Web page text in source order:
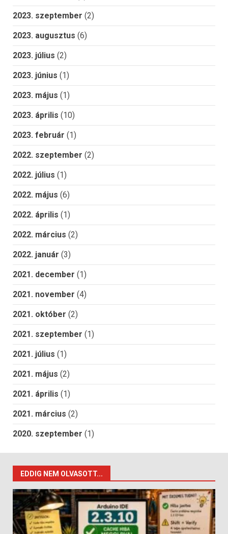
2023. szeptember (2)
2023. augusztus (6)
2023. július (2)
2023. június (1)
2023. május (1)
2023. április (10)
2023. február (1)
2022. szeptember (2)
2022. július (1)
2022. május (6)
2022. április (1)
2022. március (2)
2022. január (3)
2021. december (1)
2021. november (4)
2021. október (2)
2021. szeptember (1)
2021. július (1)
2021. május (2)
2021. április (1)
2021. március (2)
2020. szeptember (1)
EDDIG NEM OLVASOTT...